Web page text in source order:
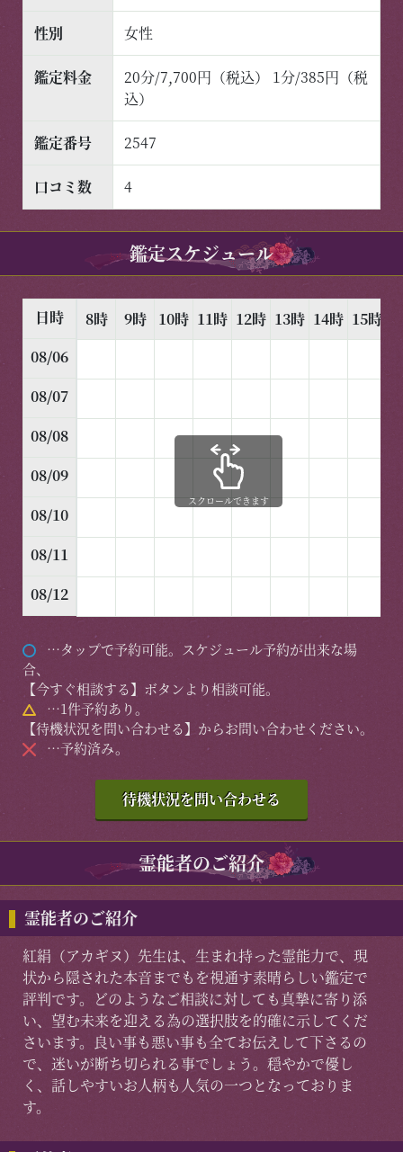
性別 女性
鑑定料金
20分/7,700円（税込） 1分/385円（税
込）
鑑定番号 2547
口コミ数 4
鑑定スケジュール
日時
08/06
08/07
08/08
08/09
08/10
08/11
08/12
8時 9時 10時 11時 12時 13時 14時 15時
スクロールできます
…タップで予約可能。スケジュール予約が出来な場
合、
【今すぐ相談する】ボタンより相談可能。
…1件予約あり。
【待機状況を問い合わせる】からお問い合わせください。
…予約済み。
待機状況を問い合わせる
霊能者のご紹介
霊能者のご紹介
紅絹（アカギヌ）先生は、生まれ持った霊能力で、現
状から隠された本音までもを視通す素晴らしい鑑定で
評判です。どのようなご相談に対しても真摯に寄り添
い、望む未来を迎える為の選択肢を的確に示してくだ
さいます。良い事も悪い事も全てお伝えして下さるの
で、迷いが断ち切られる事でしょう。穏やかで優し
く、話しやすいお人柄も人気の一つとなっておりま
す。